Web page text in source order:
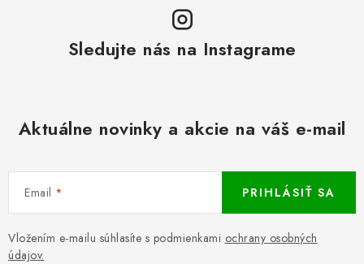
Sledujte nás na Instagrame
Aktuálne novinky a akcie na váš e-mail
Email
Vložením e-mailu súhlasíte s podmienkami ochrany osobných
údajov.
PRIHLÁSIŤ SA